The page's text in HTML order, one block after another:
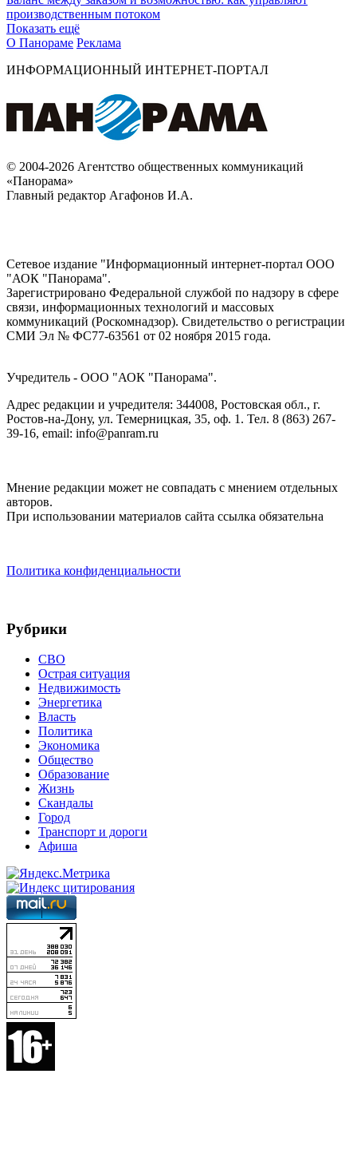
производственным потоком
Показать ещё
О Панораме Реклама
ИНФОРМАЦИОННЫЙ ИНТЕРНЕТ-ПОРТАЛ
© 2004-2026 Агентство общественных коммуникаций
«Панорама»
Главный редактор Агафонов И.А.
Сетевое издание "Информационный интернет-портал ООО
"АОК "Панорама".
Зарегистрировано Федеральной службой по надзору в сфере
связи, информационных технологий и массовых
коммуникаций (Роскомнадзор). Cвидетельство о регистрации
СМИ Эл № ФС77-63561 от 02 ноября 2015 года.
Учредитель - ООО "АОК "Панорама".
Адрес редакции и учредителя: 344008, Ростовская обл., г.
Ростов-на-Дону, ул. Темерницкая, 35, оф. 1. Тел. 8 (863) 267-
39-16, email: info@panram.ru
Мнение редакции может не совпадать с мнением отдельных
авторов.
При использовании материалов сайта ссылка обязательна
Политика конфиденциальности
Рубрики
СВО
Острая ситуация
Недвижимость
Энергетика
Власть
Политика
Экономика
Общество
Образование
Жизнь
Скандалы
Город
Транспорт и дороги
Афиша